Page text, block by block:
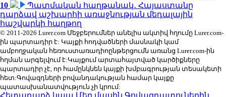
10
Պատմական հաղթանակ․ Հայաստանը
դարձավ աշխարհի առաջնության մեդալային
հաշվարկի հաղթող
© 2011-2026 Lurer.com Մեջբերումներ անելիս ակտիվ հղումը Lurer.com-
ին պարտադիր է: Կայքի հոդվածների մասնակի կամ
ամբողջական հեռուստառադիոընթերցումն առանց Lurer.com-ին
հղման արգելվում է:Կայքում արտահայտված կարծիքները
պարտադիր չէ, որ համընկնեն կայքի խմբագրության տեսակետի
հետ:Գովազդների բովանդակության համար կայքը
պատասխանատվություն չի կրում:
Հետադարձ կապ Մեր մասին Գովազդատուներին